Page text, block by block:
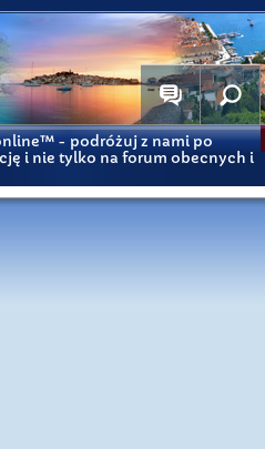
- podróżuj z nami po
i nie tylko na forum obecnych i